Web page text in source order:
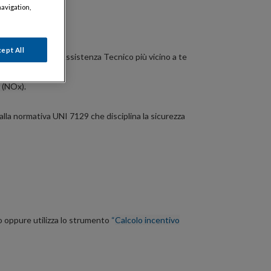
il Centro Assistenza Tecnico più vicino a te
normativa UNI 7129 che disciplina la sicurezza
oppure utilizza lo strumento “Calcolo incentivo
All